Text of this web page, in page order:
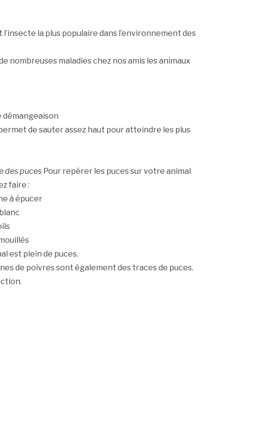
la plus populaire dans l’environnement des
nombreuses maladies chez nos amis les animaux
démangeaison
de sauter assez haut pour atteindre les plus
des pucesPour repérer les puces sur votre animal
faire :
à épucer
est plein de puces.
de poivres sont également des traces de puces.